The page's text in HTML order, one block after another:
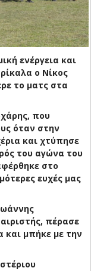
ενέργεια και
ο Νίκος
το ματς στα
που
όταν στην
και χτύπησε
του αγώνα του
στο
ευχές μας
πέρασε
και μπήκε με την